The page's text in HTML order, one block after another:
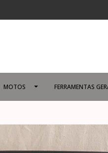
MOTOS FERRAMENTAS